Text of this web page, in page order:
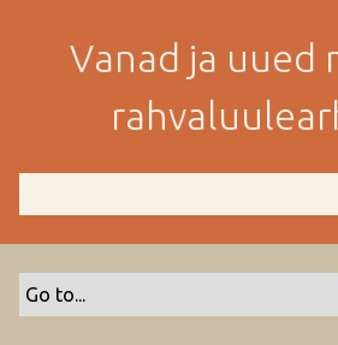
i
Vanad ja uued